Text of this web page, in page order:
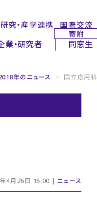
研究・産学連携 国際交流
寄附
業・研究者 同窓生
年のニュース > 国立応用
4月26日 15:00 | ニュース